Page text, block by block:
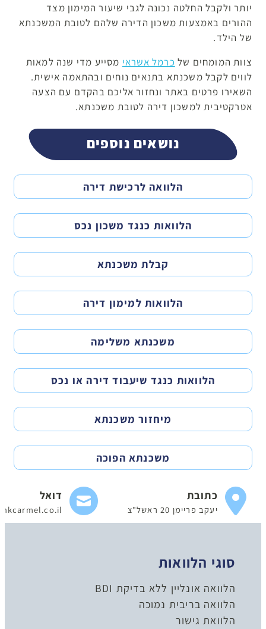
יותר ולקבל החלטה נכונה לגבי שיעור המימון מצד
ההורים באמצעות משכון הדירה שלהם לטובת המשכנתא
של הילד.
צוות המומחים של כרמל אשראי מסייע מדי שנה למאות
לווים לקבל משכנתא בתנאים נוחים ובהתאמה אישית.
השאירו פרטים באתר ונחזור אליכם בהקדם עם הצעה
אטרקטיבית למשכון דירה לטובת משכנתא.
נושאים נוספים
הלוואה לרכישת דירה
הלוואות כנגד משכון נכס
קבלת משכנתא
הלוואות למימון דירה
משכנתא משלימה
הלוואות כנגד שיעבוד דירה או נכס
מיחזור משכנתא
משכנתא הפוכה
כתובת
יעקב פריימן 20 ראשל"צ
דואל
סוגי הלוואות
הלוואה אונליין ללא בדיקת BDI
הלוואה בריבית נמוכה
הלוואת גישור